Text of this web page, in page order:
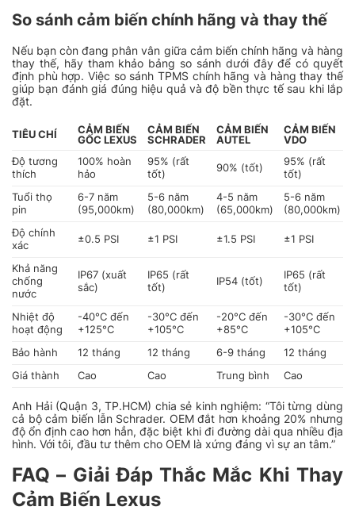
So sánh cảm biến chính hãng và thay thế
Nếu bạn còn đang phân vân giữa cảm biến chính hãng và hàng
thay thế, hãy tham khảo bảng so sánh dưới đây để có quyết
định phù hợp. Việc so sánh TPMS chính hãng và hàng thay thế
giúp bạn đánh giá đúng hiệu quả và độ bền thực tế sau khi lắp
đặt.
TIÊU CHÍ
CẢM BIẾN
GỐC LEXUS
CẢM BIẾN
SCHRADER
CẢM BIẾN
AUTEL
CẢM BIẾN
VDO
Độ tương
thích
100% hoàn
hảo
95% (rất
tốt)
90% (tốt)
95% (rất
tốt)
Tuổi thọ
pin
6-7 năm
(95,000km)
5-6 năm
(80,000km)
4-5 năm
(65,000km)
5-6 năm
(80,000km)
Độ chính
xác
±0.5 PSI ±1 PSI ±1.5 PSI ±1 PSI
Khả năng
chống
nước
IP67 (xuất
sắc)
IP65 (rất
tốt)
IP54 (tốt)
IP65 (rất
tốt)
Nhiệt độ
hoạt động
-40°C đến
+125°C
-30°C đến
+105°C
-20°C đến
+85°C
-30°C đến
+105°C
Bảo hành
12 tháng 12 tháng 6-9 tháng
12 tháng
Giá thành
Cao Cao Trung bình Cao
Anh Hải (Quận 3, TP.HCM) chia sẻ kinh nghiệm: “Tôi từng dùng
cả bộ cảm biến lẫn Schrader. OEM đắt hơn khoảng 20% nhưng
độ ổn định cao hơn hẳn, đặc biệt khi đi đường dài qua nhiều địa
hình. Với tôi, đầu tư thêm cho OEM là xứng đáng vì sự an tâm.”
FAQ – Giải Đáp Thắc Mắc Khi Thay
Cảm Biến Lexus